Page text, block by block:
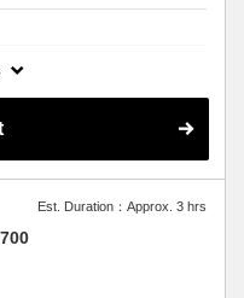
にしたい方におススメ♪
Est. Duration：Approx. 3 hrs